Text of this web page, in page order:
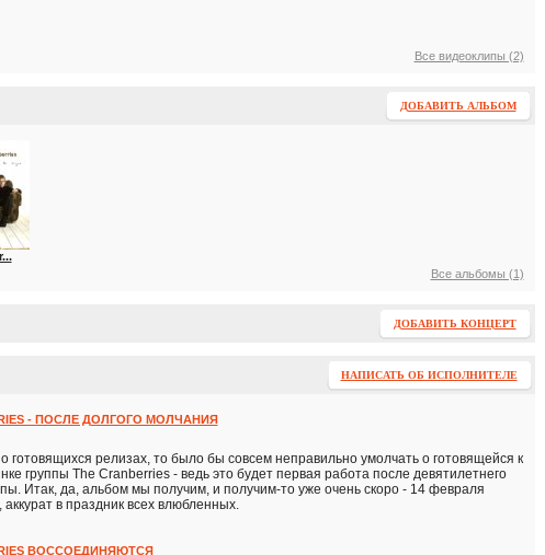
Все видеоклипы (2)
ДОБАВИТЬ АЛЬБОМ
Все альбомы (1)
ДОБАВИТЬ КОНЦЕРТ
НАПИСАТЬ ОБ ИСПОЛНИТЕЛЕ
- ПОСЛЕ ДОЛГОГО МОЛЧАНИЯ
о готовящихся релизах, то было бы совсем неправильно умолчать о готовящейся к
группы The Cranberries - ведь это будет первая работа после девятилетнего
Итак, да, альбом мы получим, и получим-то уже очень скоро - 14 февраля
аккурат в праздник всех влюбленных.
ВОССОЕДИНЯЮТСЯ